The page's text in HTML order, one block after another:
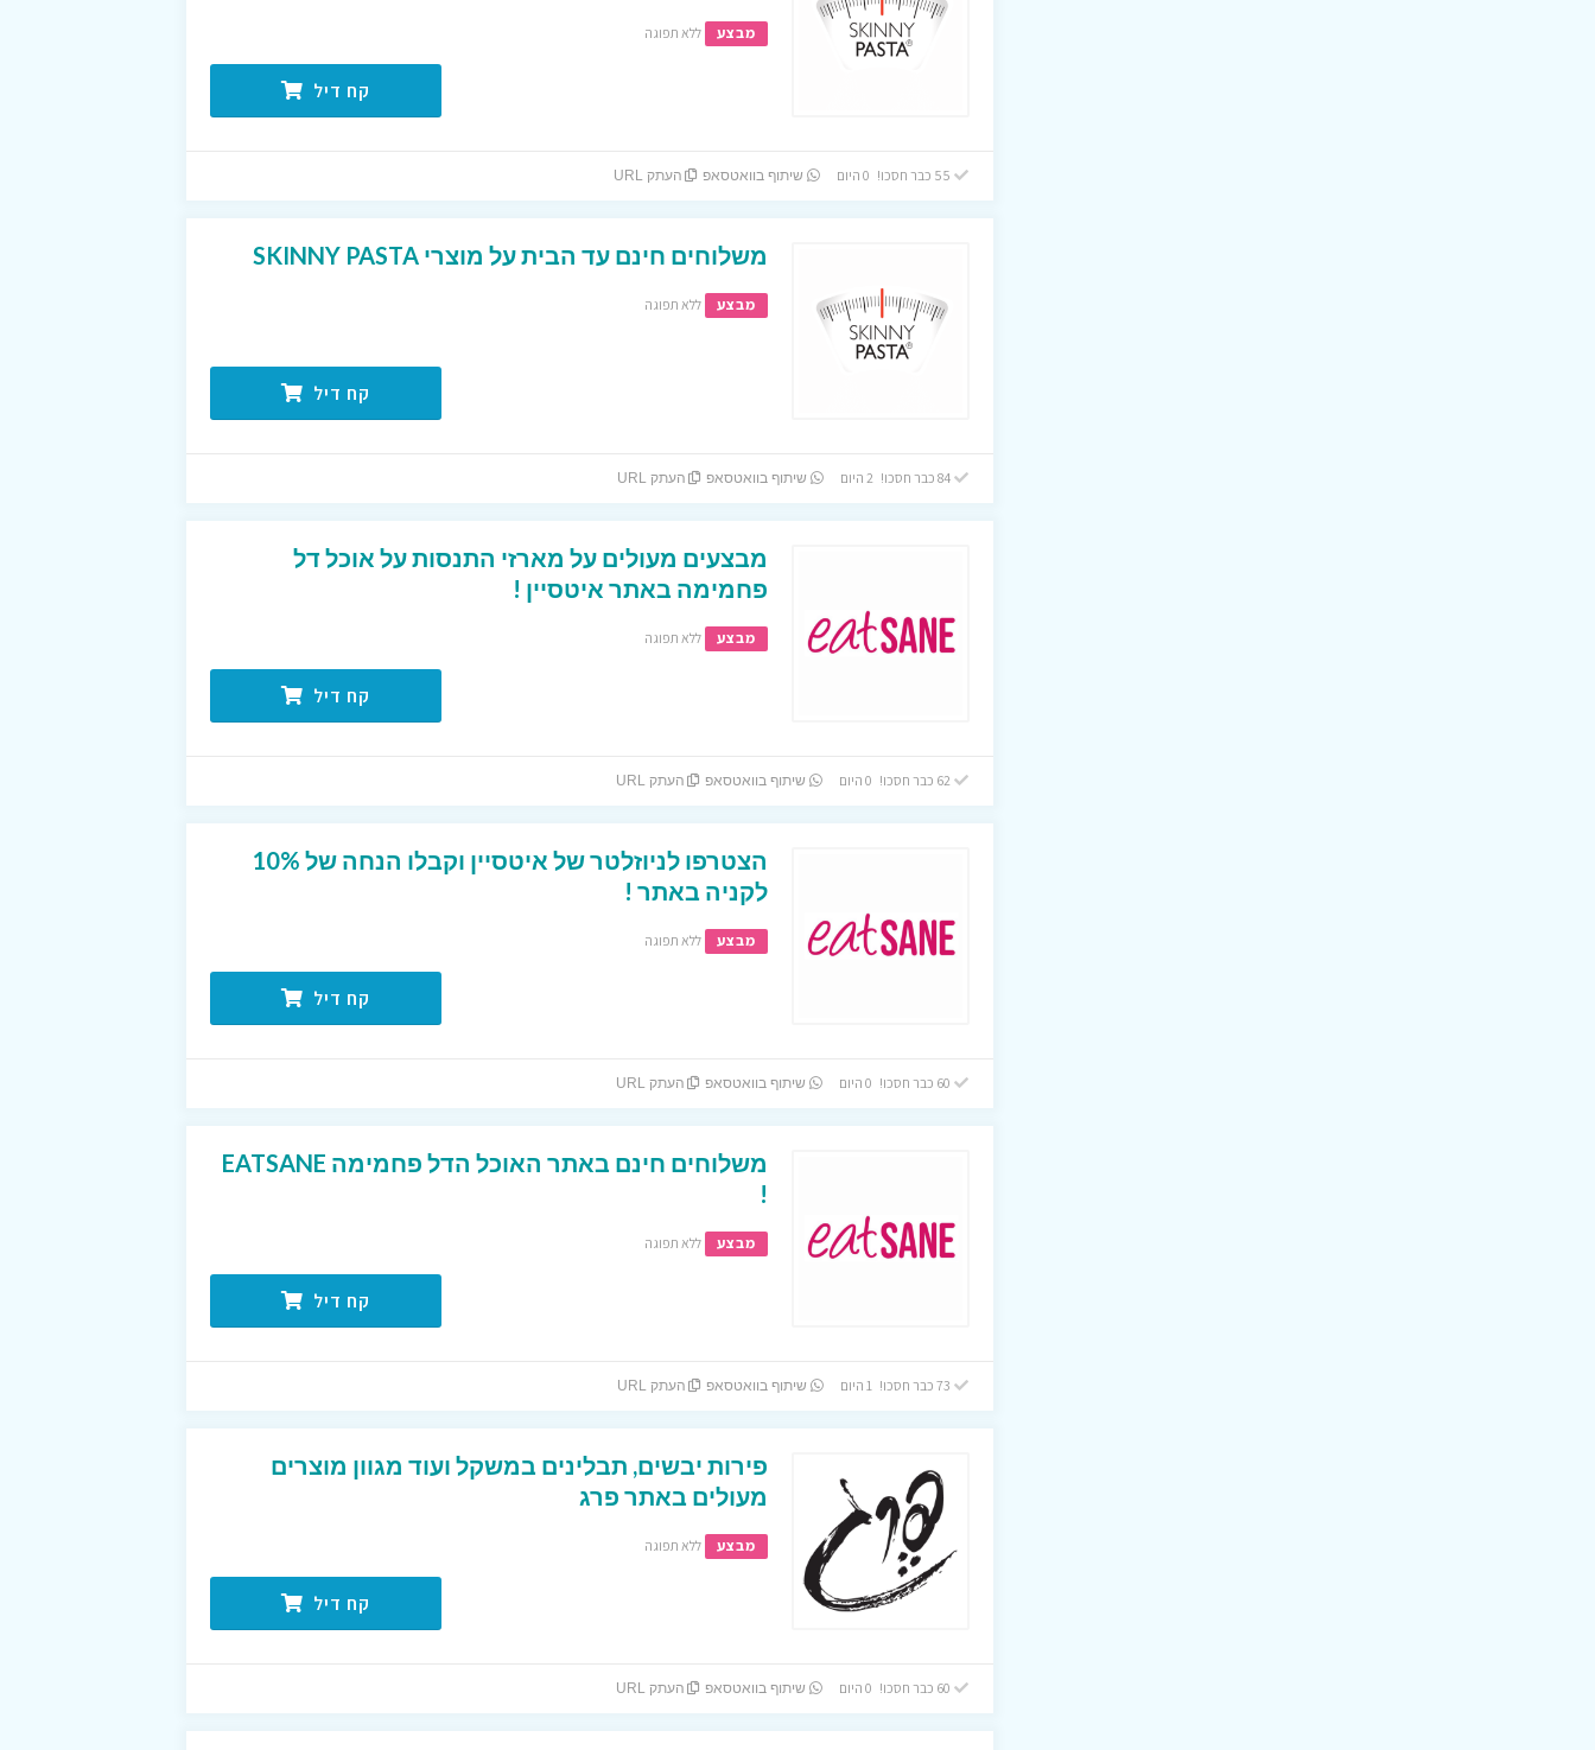
מבצע ללא תפוגה
קח דיל
שיתוף בוואטסאפ העתק URL
משלוחים חינם עד הבית על מוצרי SKINNY PASTA
מבצע ללא תפוגה
קח דיל
84 כבר חסכו! 2 היום שיתוף בוואטסאפ העתק URL
מבצעים מעולים על מארזי התנסות על אוכל דל
פחמימה באתר איטסיין !
מבצע ללא תפוגה
קח דיל
62 כבר חסכו! 0 היום שיתוף בוואטסאפ העתק URL
הצטרפו לניוזלטר של איטסיין וקבלו הנחה של 10%
לקניה באתר !
מבצע ללא תפוגה
קח דיל
שיתוף בוואטסאפ העתק URL
משלוחים חינם באתר האוכל הדל פחמימה EATSANE
!
מבצע ללא תפוגה
קח דיל
שיתוף בוואטסאפ העתק URL
פירות יבשים, תבלינים במשקל ועוד מגוון מוצרים
מעולים באתר פרג
מבצע ללא תפוגה
קח דיל
שיתוף בוואטסאפ העתק URL